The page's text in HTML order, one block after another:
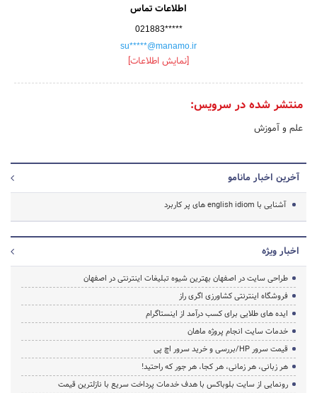
اطلاعات تماس
021883*****
su*****@manamo.ir
[نمایش اطلاعات]
منتشر شده در سرویس:
علم و آموزش
آخرین اخبار مانامو
آشنایی با english idiom های پر کاربرد
اخبار ویژه
طراحی سایت در اصفهان بهترین شیوه تبلیغات اینترنتی در اصفهان
فروشگاه اینترنتی کشاورزی اگری راز
ایده های طلایی برای کسب درآمد از اینستاگرام
خدمات سایت انجام پروژه ماهان
قیمت سرور HP/بررسی و خرید سرور اچ پی
هر زبانی، هر زمانی، هر کجا، هر جور که راحتید!
رونمایی از سایت بلوباکس با هدف خدمات پرداخت سریع با نازلترین قیمت